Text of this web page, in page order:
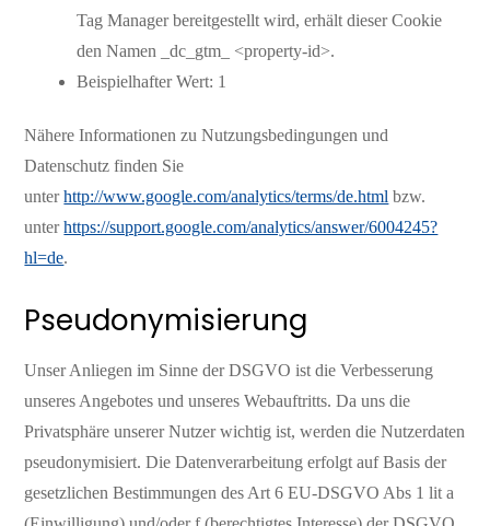
Tag Manager bereitgestellt wird, erhält dieser Cookie
den Namen _dc_gtm_ <property-id>.
Beispielhafter Wert: 1
Nähere Informationen zu Nutzungsbedingungen und
Datenschutz finden Sie
unterhttp://www.google.com/analytics/terms/de.html bzw.
unterhttps://support.google.com/analytics/answer/6004245?
hl=de.
Pseudonymisierung
Unser Anliegen im Sinne der DSGVO ist die Verbesserung
unseres Angebotes und unseres Webauftritts. Da uns die
Privatsphäre unserer Nutzer wichtig ist, werden die Nutzerdaten
pseudonymisiert. Die Datenverarbeitung erfolgt auf Basis der
gesetzlichen Bestimmungen des Art 6 EU-DSGVO Abs 1 lit a